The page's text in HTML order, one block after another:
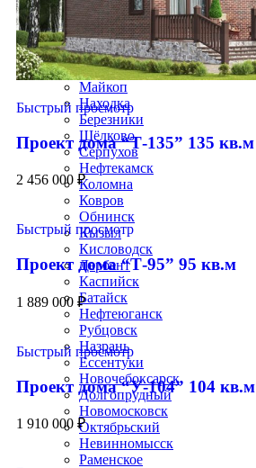
Керчь
Миасс
Салават
Копейск
Пятигорск
Майкоп
Находка
Березники
Щёлково
Серпухов
Нефтекамск
Коломна
Ковров
Обнинск
Кызыл
Кисловодск
Дербент
Каспийск
Батайск
Нефтеюганск
Рубцовск
Назрань
Ессентуки
Новочебоксарск
Долгопрудный
Новомосковск
Октябрьский
Невинномысск
Раменское
Быстрый просмотр
Проект дома “Т-135” 135 кв.м
2 456 000 ₽
Быстрый просмотр
Проект дома “Т-95” 95 кв.м
1 889 000 ₽
Быстрый просмотр
Проект дома “У-104” 104 кв.м
1 910 000 ₽